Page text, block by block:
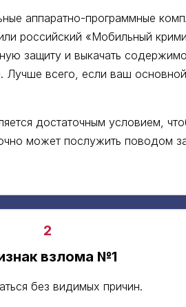
аппаратно-программные
российский «Мобильный
защиту и выкачать
Лучше всего, если ваш
достаточным условием,
может послужить поводом
2
взлома №1
без видимых причин.